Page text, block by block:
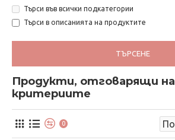
Търси във всички подкатегории
Търси в описанията на продуктите
ТЪРСЕНЕ
Продукти, отговарящи на
критериите
0